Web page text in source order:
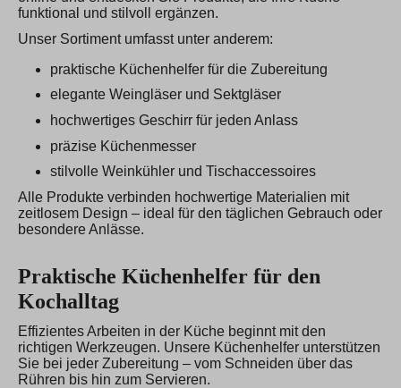
funktional und stilvoll ergänzen.
Unser Sortiment umfasst unter anderem:
praktische Küchenhelfer für die Zubereitung
elegante Weingläser und Sektgläser
hochwertiges Geschirr für jeden Anlass
präzise Küchenmesser
stilvolle Weinkühler und Tischaccessoires
Alle Produkte verbinden hochwertige Materialien mit
zeitlosem Design – ideal für den täglichen Gebrauch oder
besondere Anlässe.
Praktische Küchenhelfer für den
Kochalltag
Effizientes Arbeiten in der Küche beginnt mit den
richtigen Werkzeugen. Unsere Küchenhelfer unterstützen
Sie bei jeder Zubereitung – vom Schneiden über das
Rühren bis hin zum Servieren.